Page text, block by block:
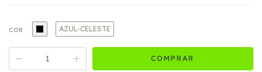
COR AZUL-CELESTE